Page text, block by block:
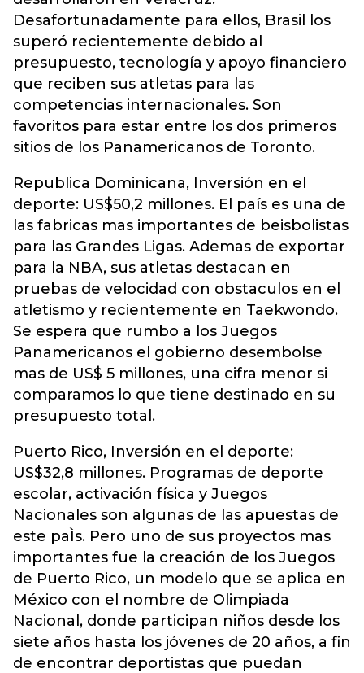
Desafortunadamente para ellos, Brasil los
superó recientemente debido al
presupuesto, tecnología y apoyo financiero
que reciben sus atletas para las
competencias internacionales. Son
favoritos para estar entre los dos primeros
sitios de los Panamericanos de Toronto.
Republica Dominicana, Inversión en el
deporte: US$50,2 millones. El país es una de
las fabricas mas importantes de beisbolistas
para las Grandes Ligas. Ademas de exportar
para la NBA, sus atletas destacan en
pruebas de velocidad con obstaculos en el
atletismo y recientemente en Taekwondo.
Se espera que rumbo a los Juegos
Panamericanos el gobierno desembolse
mas de US$ 5 millones, una cifra menor si
comparamos lo que tiene destinado en su
presupuesto total.
Puerto Rico, Inversión en el deporte:
US$32,8 millones. Programas de deporte
escolar, activación física y Juegos
Nacionales son algunas de las apuestas de
este paÌs. Pero uno de sus proyectos mas
importantes fue la creación de los Juegos
de Puerto Rico, un modelo que se aplica en
México con el nombre de Olimpiada
Nacional, donde participan niños desde los
siete años hasta los jóvenes de 20 años, a fin
de encontrar deportistas que puedan